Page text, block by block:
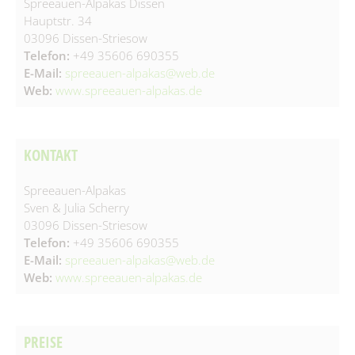
Fundtiere
Zahlen & Statistik
Formularservice
Spielplätze
Spenden & Sponsoring
Tourismus
Spreeauen-Alpakas Dissen
Hauptstr. 34
03096 Dissen-Striesow
Telefon: +49 35606 690355
E-Mail: spreeauen-alpakas@web.de
Web: www.spreeauen-alpakas.de
KONTAKT
Spreeauen-Alpakas
Sven & Julia Scherry
03096 Dissen-Striesow
Telefon: +49 35606 690355
E-Mail: spreeauen-alpakas@web.de
Web: www.spreeauen-alpakas.de
PREISE